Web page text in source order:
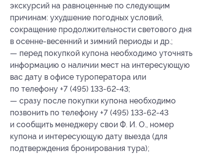
экскурсий на равноценные по следующим
причинам: ухудшение погодных условий,
сокращение продолжительности светового дня
в осенне-весенний и зимний периоды и др.;
— перед покупкой купона необходимо уточнять
информацию о наличии мест на интересующую
вас дату в офисе туроператора или
по телефону +7 (495) 133-62-43;
— сразу после покупки купона необходимо
позвонить по телефону +7 (495) 133-62-43
и сообщить менеджеру свои Ф. И. О., номер
купона и интересующую дату выезда (для
подтверждения бронирования тура);